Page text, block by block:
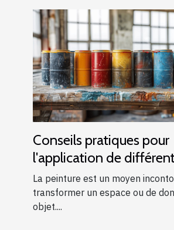
Conseils pratiques pour
l'application de
de peintures
La peinture est un moyen
transformer un espace ou de
objet....